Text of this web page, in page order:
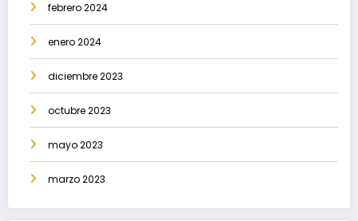
febrero 2024
enero 2024
diciembre 2023
octubre 2023
mayo 2023
marzo 2023